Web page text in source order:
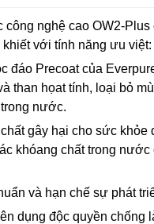
công nghệ cao OW2-Plus
với tính năng ưu việt:
đáo Precoat của
than họat tính, loại bỏ
nước.
gây hại cho sức khỏe
khóang chất trong
và hạn chế sự phát
dụng độc quyền chống